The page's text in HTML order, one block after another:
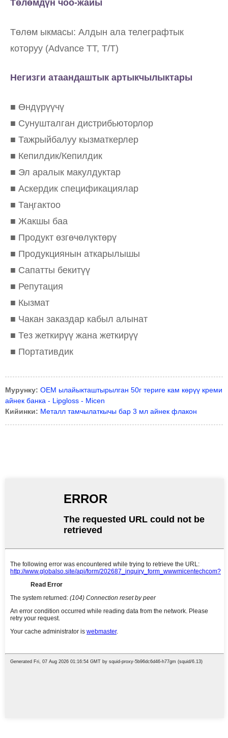
Төлөмдүн чоо-жайы
Төлөм ыкмасы: Алдын ала телеграфтык
которуу (Advance TT, T/T)
Негизги атаандаштык артыкчылыктары
■ Өндүрүүчү
■ Сунушталган дистрибьюторлор
■ Тажрыйбалуу кызматкерлер
■ Кепилдик/Кепилдик
■ Эл аралык макулдуктар
■ Аскердик спецификациялар
■ Таңгактоо
■ Жакшы баа
■ Продукт өзгөчөлүктөрү
■ Продукциянын аткарылышы
■ Сапатты бекитүү
■ Репутация
■ Кызмат
■ Чакан заказдар кабыл алынат
■ Тез жеткирүү жана жеткирүү
■ Портативдик
Мурунку: OEM ылайыкташтырылган 50г териге кам көрүү креми
айнек банка - Lipgloss - Micen
Кийинки: Металл тамчылаткычы бар 3 мл айнек флакон